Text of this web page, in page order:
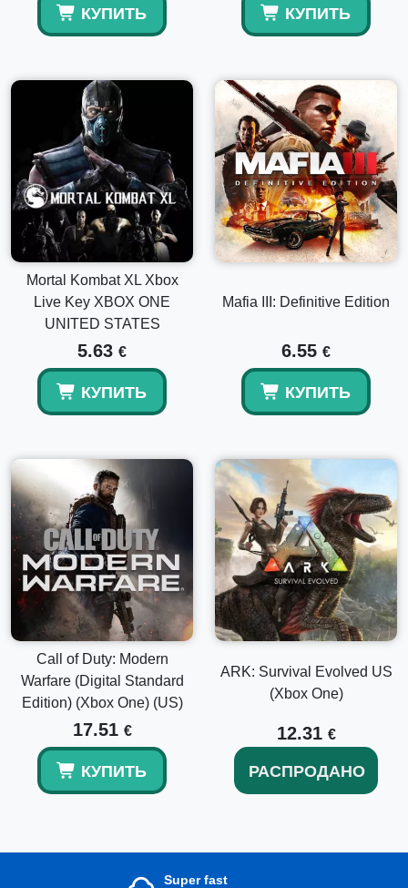
КУПИТЬ КУПИТЬ
Mortal Kombat XL Xbox
Live Key XBOX ONE
UNITED STATES
5.63 €
КУПИТЬ
Mafia III: Definitive Edition
6.55 €
КУПИТЬ
Call of Duty: Modern
Warfare (Digital Standard
Edition) (Xbox One) (US)
17.51 €
КУПИТЬ
ARK: Survival Evolved US
(Xbox One)
12.31 €
РАСПРОДАНО
Super fast